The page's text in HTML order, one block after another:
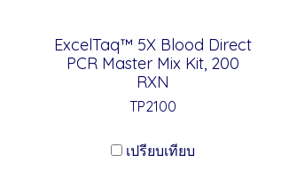
ExcelTaq™ 5X Blood Direct
PCR Master Mix Kit, 200
RXN
TP2100
เปรียบเทียบ